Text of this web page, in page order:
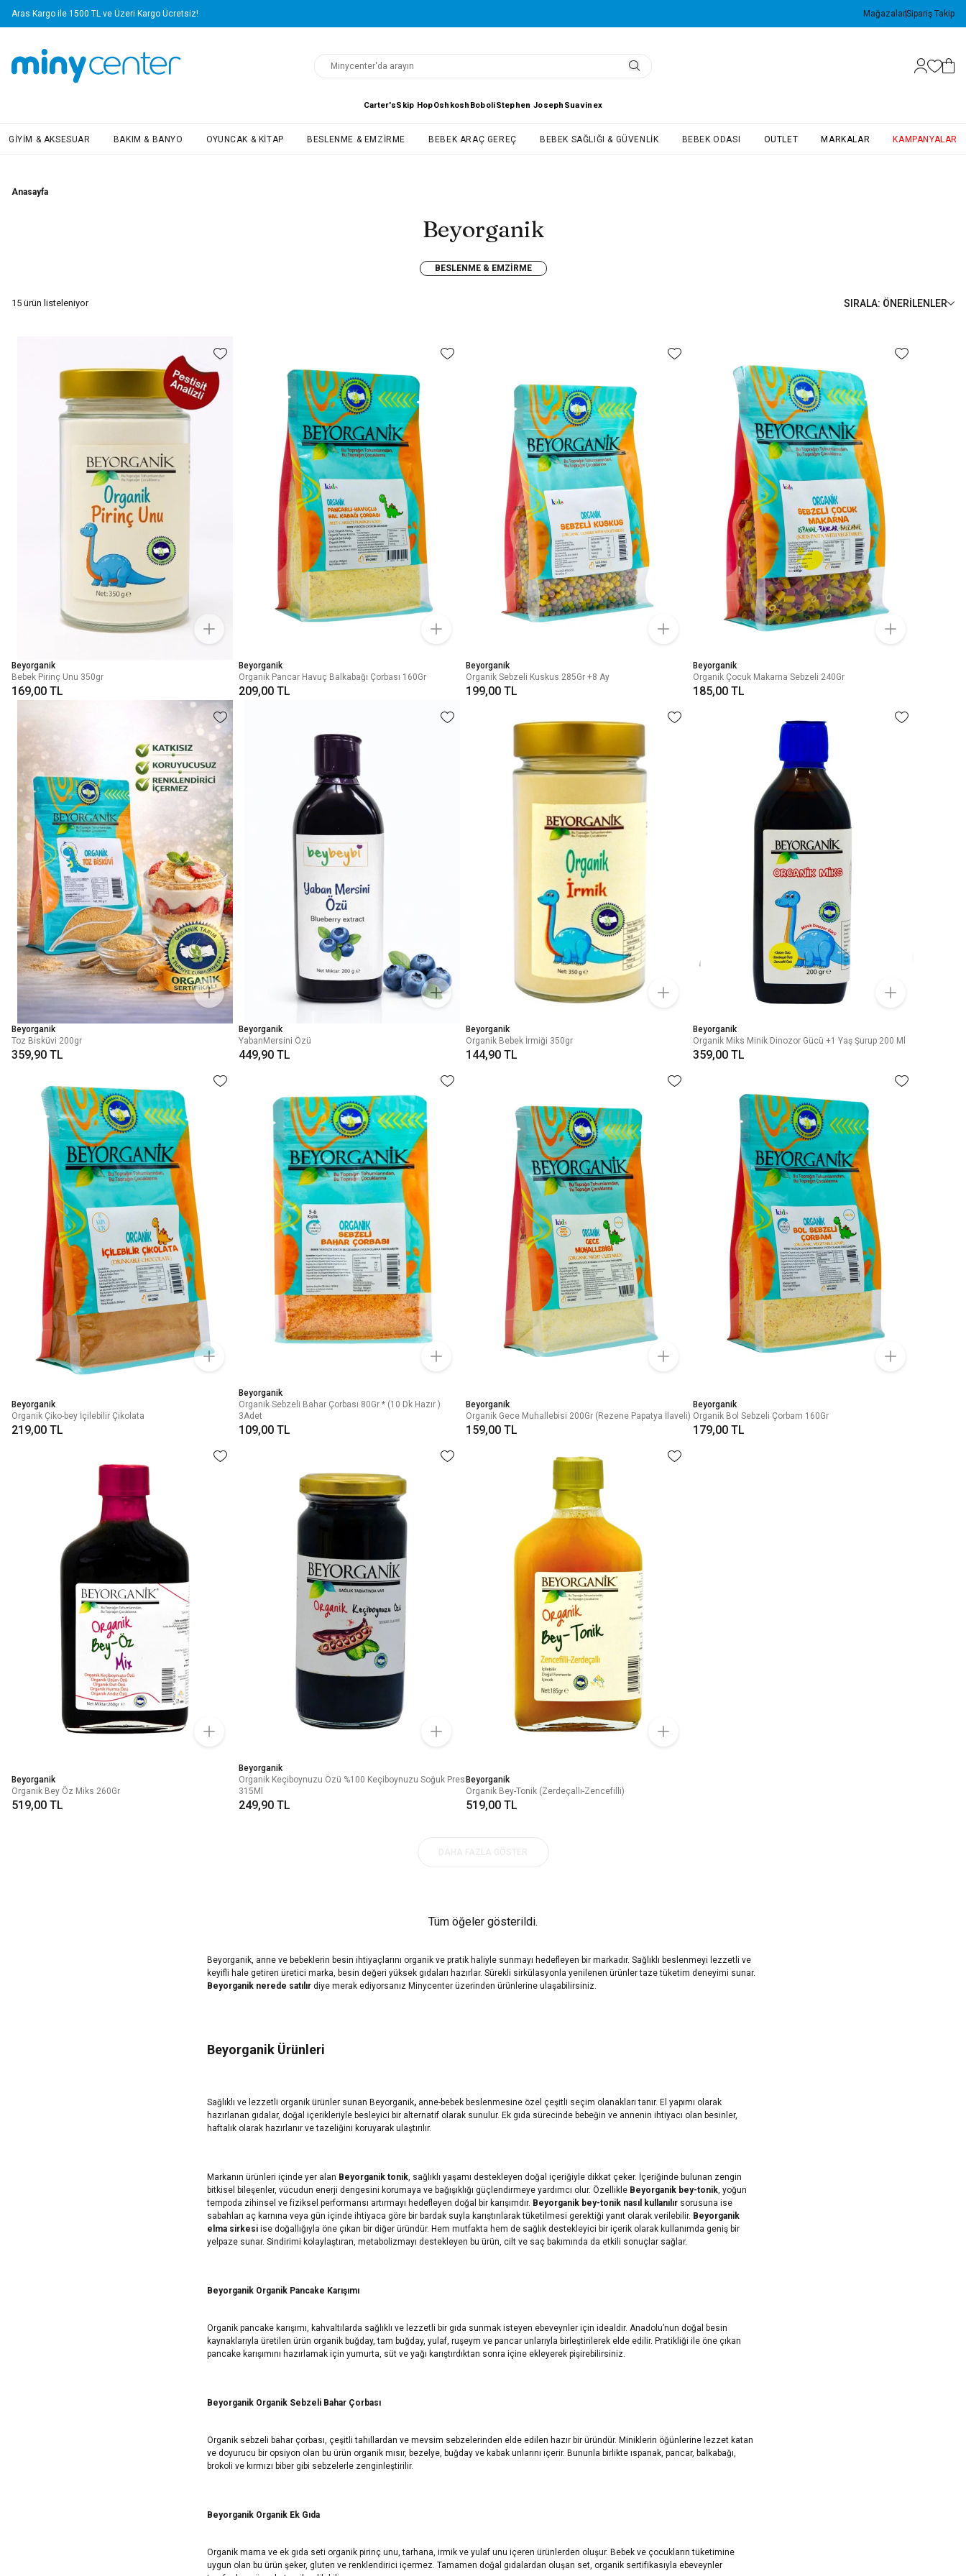
Aras Kargo ile 1500 TL ve Üzeri Kargo Ücretsiz! MağazalarSipariş Takip
Carter'sSkip HopOshkosh BoboliStephen Joseph Suavinex
GIYIM & AKSESUAR BAKIM & BANYO OYUNCAK & KITAP BESLENME & EMZIRME BEBEK ARAÇ GEREÇ BEBEK SAĞLIĞI & GÜVENLIK BEBEK ODASI OUTLET MARKALAR KAMPANYALAR
Anasayfa
Beyorganik
BESLENME & EMZIRME
15 ürün listeleniyor SIRALA: ÖNERILENLER
Beyorganik
Bebek Pirinç Unu 350gr
169,00 TL
Beyorganik
Organik Pancar Havuç Balkabağı Çorbası 160Gr
209,00 TL
Beyorganik
Organik Sebzeli Kuskus 285Gr +8 Ay
199,00 TL
Beyorganik
Organik Çocuk Makarna Sebzeli 240Gr
185,00 TL
Beyorganik
Toz Bisküvi 200gr
359,90 TL
Beyorganik
YabanMersini Özü
449,90 TL
Beyorganik
Organik Bebek İrmiği 350gr
144,90 TL
Beyorganik
Organik Miks Minik Dinozor Gücü +1 Yaş Şurup 200 Ml
359,00 TL
Beyorganik
Organik Çiko-bey İçilebilir Çikolata
219,00 TL
Beyorganik
Organik Sebzeli Bahar Çorbası 80Gr * (10 Dk Hazır )
3Adet
109,00 TL
Beyorganik
Organik Gece Muhallebisi 200Gr (Rezene Papatya İlaveli)
159,00 TL
Beyorganik
Organik Bol Sebzeli Çorbam 160Gr
179,00 TL
Beyorganik
Organik Bey Öz Miks 260Gr
519,00 TL
Beyorganik
Organik Keçiboynuzu Özü %100 Keçiboynuzu Soğuk Pres
315Ml
249,90 TL
Beyorganik
Organik Bey-Tonik (Zerdeçallı-Zencefilli)
519,00 TL
Tüm öğeler gösterildi.
Beyorganik, anne ve bebeklerin besin ihtiyaçlarını organik ve pratik haliyle sunmayı hedefleyen bir markadır. Sağlıklı beslenmeyi lezzetli ve
keyifli hale getiren üretici marka, besin değeri yüksek gıdaları hazırlar. Sürekli sirkülasyonla yenilenen ürünler taze tüketim deneyimi sunar.
Beyorganik nerede satılır diye merak ediyorsanız Minycenter üzerinden ürünlerine ulaşabilirsiniz.
Beyorganik Ürünleri
Sağlıklı ve lezzetli organik ürünler sunan Beyorganik, anne-bebek beslenmesine özel çeşitli seçim olanakları tanır. El yapımı olarak
hazırlanan gıdalar, doğal içerikleriyle besleyici bir alternatif olarak sunulur. Ek gıda sürecinde bebeğin ve annenin ihtiyacı olan besinler,
haftalık olarak hazırlanır ve tazeliğini koruyarak ulaştırılır.
Markanın ürünleri içinde yer alan Beyorganik tonik , sağlıklı yaşamı destekleyen doğal içeriğiyle dikkat çeker. İçeriğinde bulunan zengin
bitkisel bileşenler, vücudun enerji dengesini korumaya ve bağışıklığı güçlendirmeye yardımcı olur. Özellikle Beyorganik bey-tonik , yoğun
tempoda zihinsel ve fiziksel performansı artırmayı hedefleyen doğal bir karışımdır. Beyorganik bey-tonik nasıl kullanılır sorusuna ise
sabahları aç karnına veya gün içinde ihtiyaca göre bir bardak suyla karıştırılarak tüketilmesi gerektiği yanıt olarak verilebilir. Beyorganik
elma sirkesi ise doğallığıyla öne çıkan bir diğer üründür. Hem mutfakta hem de sağlık destekleyici bir içerik olarak kullanımda geniş bir
yelpaze sunar. Sindirimi kolaylaştıran, metabolizmayı destekleyen bu ürün, cilt ve saç bakımında da etkili sonuçlar sağlar.
Beyorganik Organik Pancake Karışımı
Organik pancake karışımı, kahvaltılarda sağlıklı ve lezzetli bir gıda sunmak isteyen ebeveynler için idealdir. Anadolu’nun doğal besin
kaynaklarıyla üretilen ürün organik buğday, tam buğday, yulaf, ruşeym ve pancar unlarıyla birleştirilerek elde edilir. Pratikliği ile öne çıkan
pancake karışımını hazırlamak için yumurta, süt ve yağı karıştırdıktan sonra içine ekleyerek pişirebilirsiniz.
Beyorganik Organik Sebzeli Bahar Çorbası
Organik sebzeli bahar çorbası, çeşitli tahıllardan ve mevsim sebzelerinden elde edilen hazır bir üründür. Miniklerin öğünlerine lezzet katan
ve doyurucu bir opsiyon olan bu ürün organik mısır, bezelye, buğday ve kabak unlarını içerir. Bununla birlikte ıspanak, pancar, balkabağı,
brokoli ve kırmızı biber gibi sebzelerle zenginleştirilir.
Beyorganik Organik Ek Gıda
Organik mama ve ek gıda seti organik pirinç unu, tarhana, irmik ve yulaf unu içeren ürünlerden oluşur. Bebek ve çocukların tüketimine
uygun olan bu ürün şeker, gluten ve renklendirici içermez. Tamamen doğal gıdalardan oluşan set, organik sertifikasıyla ebeveynler